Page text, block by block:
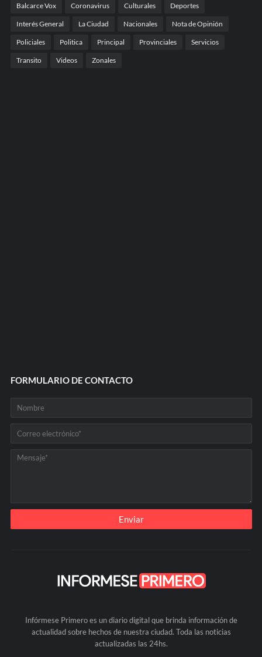
Balcarce Vox Coronavirus Culturales Deportes
Interés General La Ciudad Nacionales Nota de Opinión
Policiales Politica Principal Provinciales Servicios
Transito Videos Zonales
FORMULARIO DE CONTACTO
Infórmese Primero es un diario digital que brinda información de
actualidad sobre hechos de nuestra ciudad. Toda las noticias
actualizadas las 24hs.